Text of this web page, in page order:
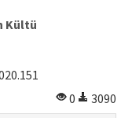
Kültü
0
3090